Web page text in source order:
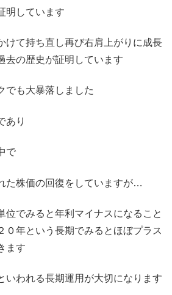
明しています
けて持ち直し再び右肩上がりに成長
去の歴史が証明しています
でも大暴落しました
あり
で
た株価の回復をしていますが…
位でみると年利マイナスになること
０年という長期でみるとほぼプラス
ます
いわれる長期運用が大切になります